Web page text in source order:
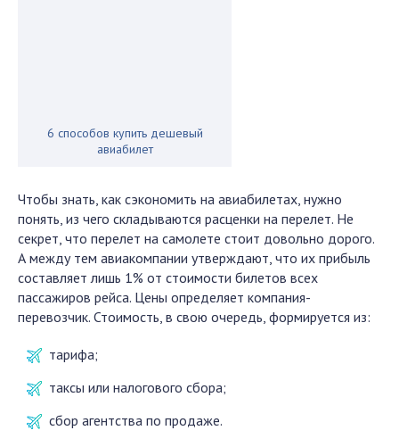
6 способов купить дешевый
авиабилет
Чтобы знать, как сэкономить на авиабилетах, нужно
понять, из чего складываются расценки на перелет. Не
секрет, что перелет на самолете стоит довольно дорого.
А между тем авиакомпании утверждают, что их прибыль
составляет лишь 1% от стоимости билетов всех
пассажиров рейса. Цены определяет компания-
перевозчик. Стоимость, в свою очередь, формируется из:
тарифа;
таксы или налогового сбора;
сбор агентства по продаже.